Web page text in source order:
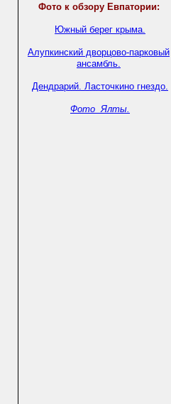
Фото к обзору Евпатории:
Южный берег крыма.
Алупкинский дворцово-парковый
ансамбль.
Дендрарий. Ласточкино гнездо.
Фото Ялты.